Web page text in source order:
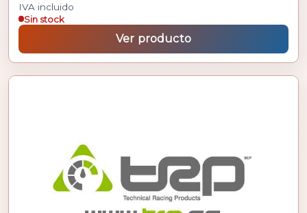
IVA incluido
Sin stock
Ver producto